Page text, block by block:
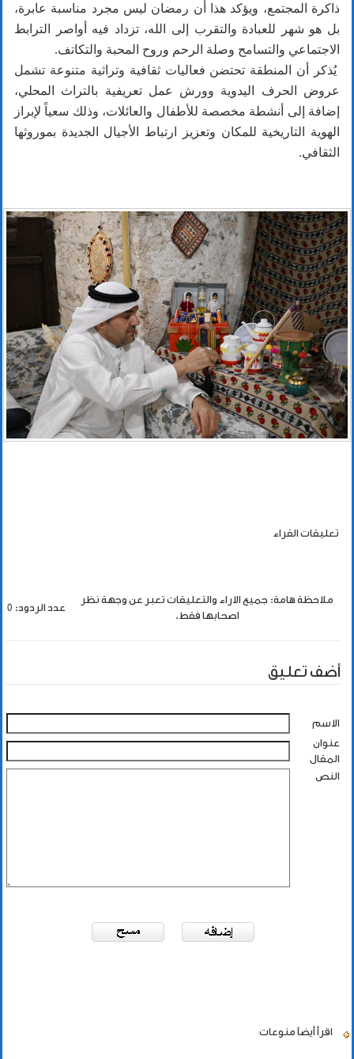
ذاكرة المجتمع، ويؤكد هذا أن رمضان ليس مجرد مناسبة عابرة،
بل هو شهر للعبادة والتقرب إلى الله، تزداد فيه أواصر الترابط
الاجتماعي والتسامح وصلة الرحم وروح المحبة والتكاتف.
يُذكر أن المنطقة تحتضن فعاليات ثقافية وتراثية متنوعة تشمل
عروض الحرف اليدوية وورش عمل تعريفية بالتراث المحلي،
إضافة إلى أنشطة مخصصة للأطفال والعائلات، وذلك سعياً لإبراز
الهوية التاريخية للمكان وتعزيز ارتباط الأجيال الجديدة بموروثها
الثقافي.
تعليقات القراء
ملاحظة هامة: جميع الاراء والتعليقات تعبر عن وجهة نظر
اصحابها فقط.
عدد الردود: 0
أضف تعليق
الاسم
عنوان
المقال
النص
اقرأ أيضاً منوعات